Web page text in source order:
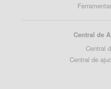
Central de
Central
Central de